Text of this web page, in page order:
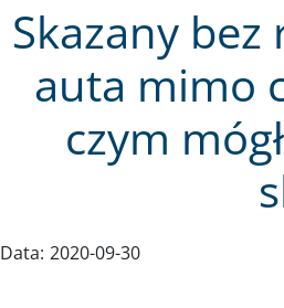
Skazany
auta mimo
czym
Data: 2020-09-30